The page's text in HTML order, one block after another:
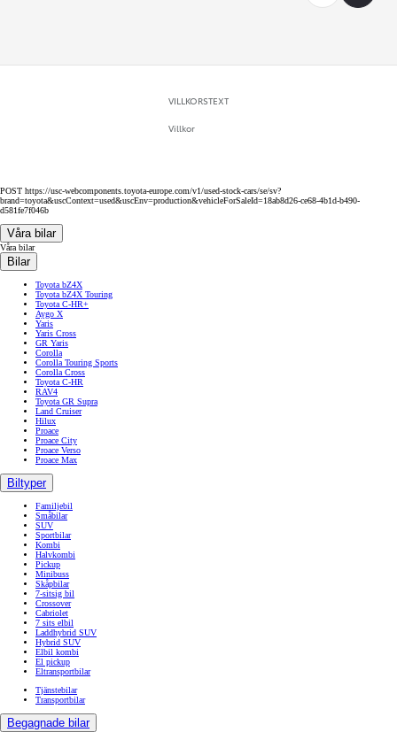
VILLKORSTEXT
Villkor
POST https://usc-webcomponents.toyota-europe.com/v1/used-stock-cars/se/sv?
brand=toyota&uscContext=used&uscEnv=production&vehicleForSaleId=18ab8d26-ce68-4b1d-b490-
d581fe7f046b
Våra bilar
Våra bilar
Bilar
Toyota bZ4X
Toyota bZ4X Touring
Toyota C-HR+
Aygo X
Yaris
Yaris Cross
GR Yaris
Corolla
Corolla Touring Sports
Corolla Cross
Toyota C-HR
RAV4
Toyota GR Supra
Land Cruiser
Hilux
Proace
Proace City
Proace Verso
Proace Max
Biltyper
Familjebil
Småbilar
SUV
Sportbilar
Kombi
Halvkombi
Pickup
Minibuss
Skåpbilar
7-sitsig bil
Crossover
Cabriolet
7 sits elbil
Laddhybrid SUV
Hybrid SUV
Elbil kombi
El pickup
Eltransportbilar
Tjänstebilar
Transportbilar
Begagnade bilar